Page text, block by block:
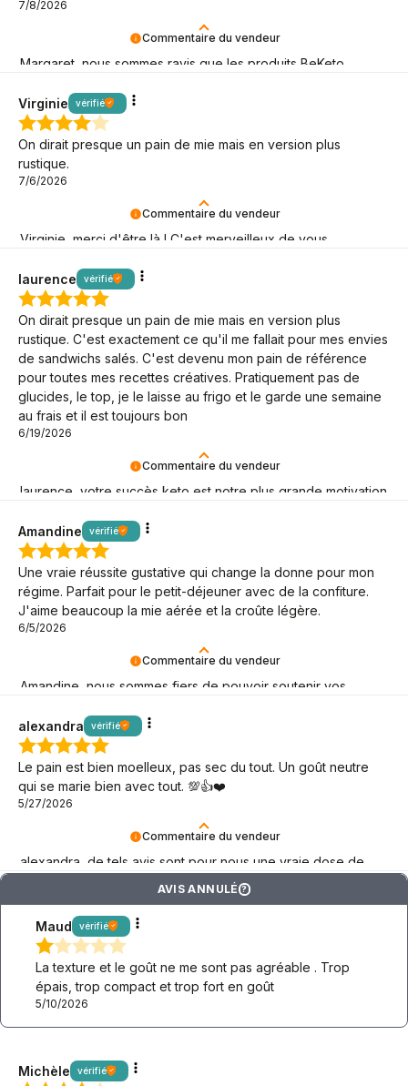
Commentaire du vendeur
Margaret, nous sommes ravis que les produits BeKeto
7/8/2026
Commentaire du vendeur
Virginie, merci d'être là ! C'est merveilleux de vous
Virginie vérifié
On dirait presque un pain de mie mais en version plus
rustique.
7/6/2026
Commentaire du vendeur
laurence, votre succès keto est notre plus grande motivation
laurence vérifié
On dirait presque un pain de mie mais en version plus
rustique. C'est exactement ce qu'il me fallait pour mes envies
de sandwichs salés. C'est devenu mon pain de référence
pour toutes mes recettes créatives. Pratiquement pas de
glucides, le top, je le laisse au frigo et le garde une semaine
au frais et il est toujours bon
6/19/2026
Commentaire du vendeur
Amandine, nous sommes fiers de pouvoir soutenir vos
Amandine vérifié
Une vraie réussite gustative qui change la donne pour mon
régime. Parfait pour le petit-déjeuner avec de la confiture.
J'aime beaucoup la mie aérée et la croûte légère.
6/5/2026
Commentaire du vendeur
alexandra, de tels avis sont pour nous une vraie dose de
alexandra vérifié
Le pain est bien moelleux, pas sec du tout. Un goût neutre
qui se marie bien avec tout. 💯👍️❤️
5/27/2026
AVIS ANNULÉ ?
Maud vérifié
La texture et le goût ne me sont pas agréable . Trop
épais, trop compact et trop fort en goût
5/10/2026
Michèle vérifié